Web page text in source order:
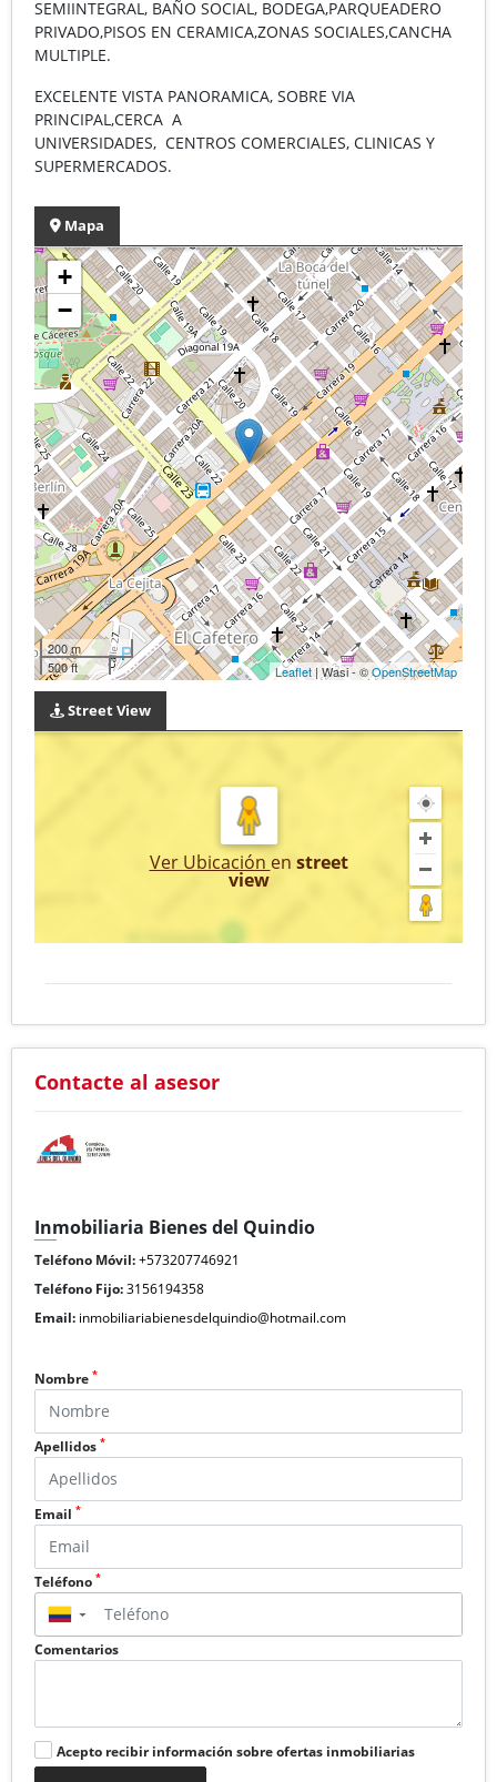
SEMIINTEGRAL, BAÑO SOCIAL, BODEGA,PARQUEADERO
PRIVADO,PISOS EN CERAMICA,ZONAS SOCIALES,CANCHA
MULTIPLE.
EXCELENTE VISTA PANORAMICA, SOBRE VIA
PRINCIPAL,CERCA A
UNIVERSIDADES, CENTROS COMERCIALES, CLINICAS Y
SUPERMERCADOS.
Mapa
+
−
200 m
500 ft
Leaflet | Wasi - ©OpenStreetMap
Street View
Ver Ubicación en street
view
Contacte al asesor
Inmobiliaria Bienes del Quindio
Teléfono Móvil:+573207746921
Teléfono Fijo:3156194358
Email: inmobiliariabienesdelquindio@hotmail.com
Nombre *
Apellidos *
Email *
Teléfono *
▼
Comentarios
Acepto recibir información sobre ofertas inmobiliarias